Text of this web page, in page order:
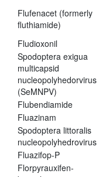
Flufenacet (formerly
fluthiamide)
Fludioxonil
Spodoptera exigua
multicapsid
nucleopolyhedorvirus
(SeMNPV)
Flubendiamide
Fluazinam
Spodoptera littoralis
nucleopolyhedrovirus
Fluazifop-P
Florpyrauxifen-